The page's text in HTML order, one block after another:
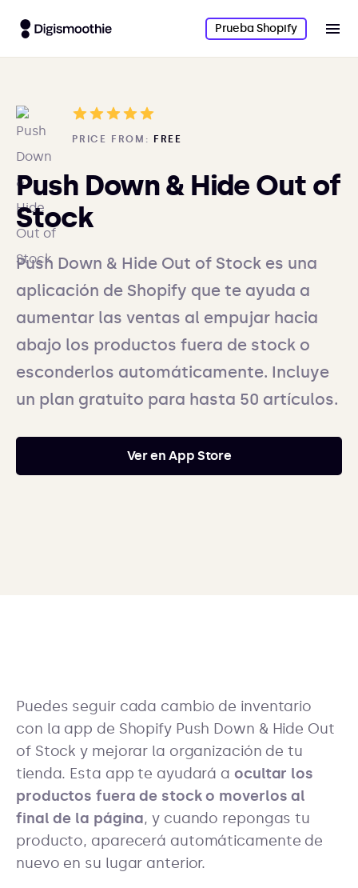
Prueba Shopify
PRICE FROM: FREE
Push Down & Hide Out of
Stock
Push Down & Hide Out of Stock es una
aplicación de Shopify que te ayuda a
aumentar las ventas al empujar hacia
abajo los productos fuera de stock o
esconderlos automáticamente. Incluye
un plan gratuito para hasta 50 artículos.
Ver en App Store
Puedes seguir cada cambio de inventario
con la app de Shopify Push Down & Hide Out
of Stock y mejorar la organización de tu
tienda. Esta app te ayudará a ocultar los
productos fuera de stock o moverlos al
final de la página, y cuando repongas tu
producto, aparecerá automáticamente de
nuevo en su lugar anterior.